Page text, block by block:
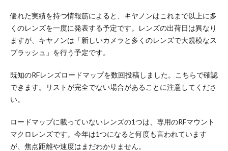
優れた実績を持つ情報筋によると、キヤノンはこれまで以上に多
くのレンズを一度に発表する予定です。レンズの出荷日は異なり
ますが、キヤノンは「新しいカメラと多くのレンズで大規模なス
プラッシュ」を行う予定です。
既知のRFレンズロードマップを数回投稿しました。こちらで確認
できます。リストが完全でない場合があることに注意してくださ
い。
ロードマップに載っていないレンズの1つは、専用のRFマウント
マクロレンズです。今年は1つになると何度も言われています
が、焦点距離や速度はまだわかりません。